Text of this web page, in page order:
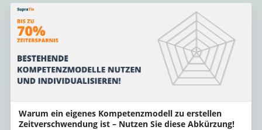
Warum ein eigenes Kompetenzmodell zu erstellen
Zeitverschwendung ist – Nutzen Sie diese Abkürzung!